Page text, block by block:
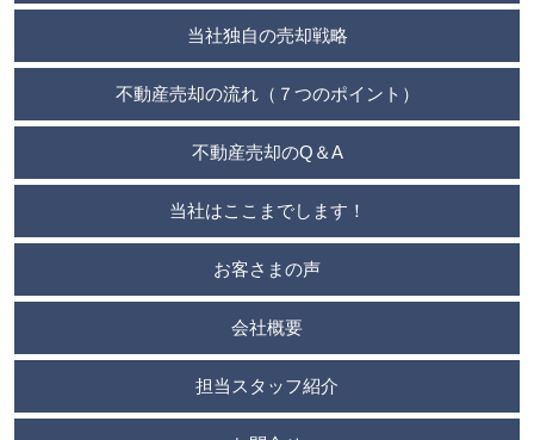
当社独自の売却戦略
不動産売却の流れ（７つのポイント）
不動産売却のQ＆A
当社はここまでします！
お客さまの声
会社概要
担当スタッフ紹介